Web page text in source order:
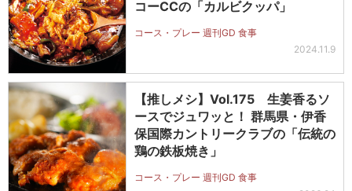
コーCCの「カルビクッパ」
コース・プレー 週刊GD 食事
2024.11.9
【推しメシ】Vol.175 生姜香るソ
ースでジュワッと！ 群馬県・伊香
保国際カントリークラブの「伝統の
鶏の鉄板焼き」
コース・プレー 週刊GD 食事